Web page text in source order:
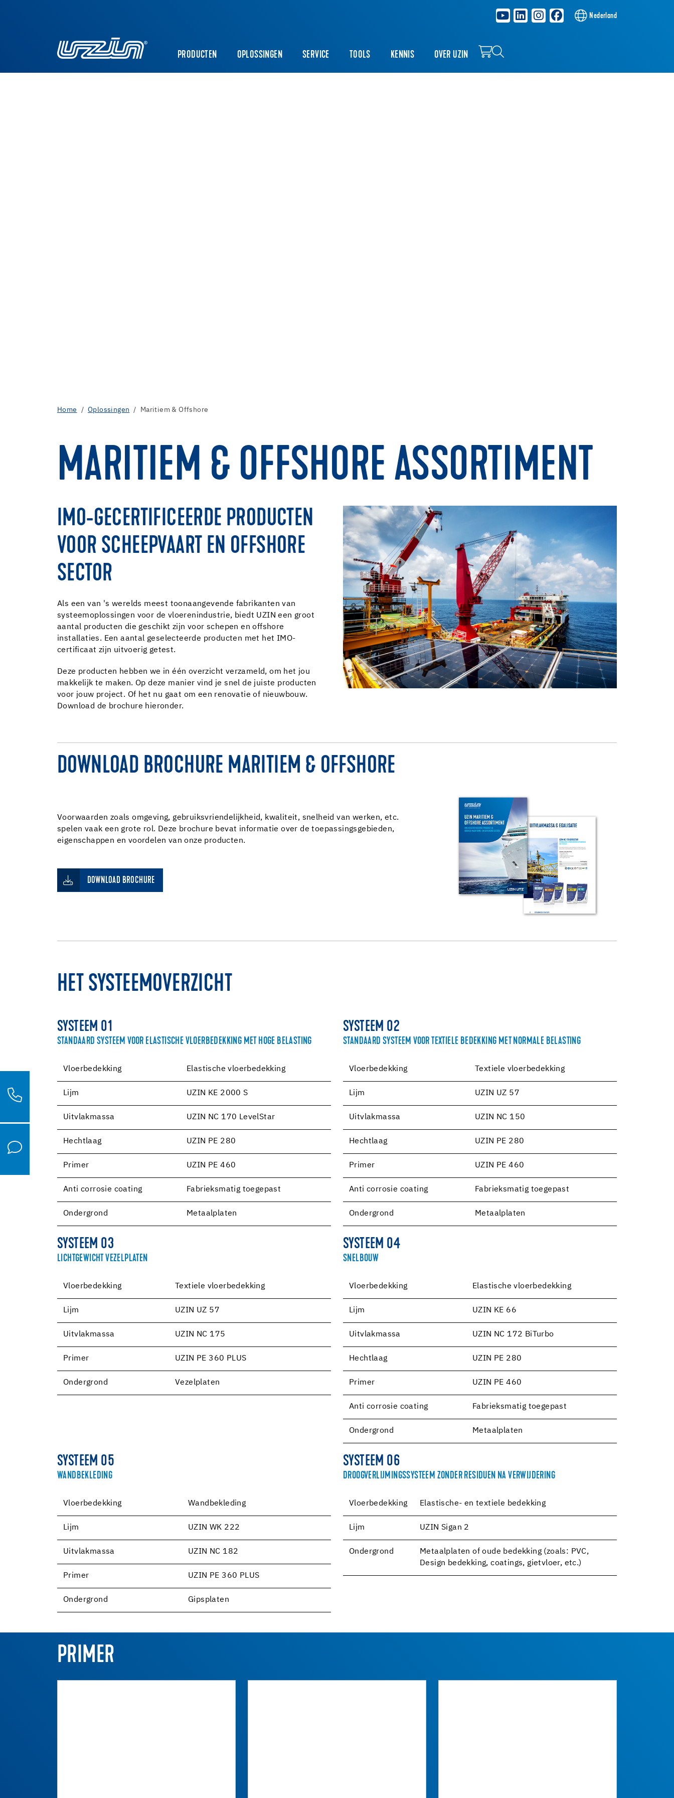
Nederland
PRODUCTEN OPLOSSINGEN SERVICE TOOLS KENNIS OVER UZIN
Home Oplossingen Maritiem & Offshore
MARITIEM & OFFSHORE ASSORTIMENT
IMO-GECERTIFICEERDE PRODUCTEN
VOOR SCHEEPVAART EN OFFSHORE
SECTOR
Als een van 's werelds meest toonaangevende fabrikanten van
systeemoplossingen voor de vloerenindustrie, biedt UZIN een groot
aantal producten die geschikt zijn voor schepen en offshore
installaties. Een aantal geselecteerde producten met het IMO-
certificaat zijn uitvoerig getest.
Deze producten hebben we in één overzicht verzameld, om het jou
makkelijk te maken. Op deze manier vind je snel de juiste producten
voor jouw project. Of het nu gaat om een renovatie of nieuwbouw.
Download de brochure hieronder.
DOWNLOAD BROCHURE MARITIEM & OFFSHORE
Voorwaarden zoals omgeving, gebruiksvriendelijkheid, kwaliteit, snelheid van werken, etc.
spelen vaak een grote rol. Deze brochure bevat informatie over de toepassingsgebieden,
eigenschappen en voordelen van onze producten.
DOWNLOAD BROCHURE
HET SYSTEEMOVERZICHT
SYSTEEM 01
STANDAARD SYSTEEM VOOR ELASTISCHE VLOERBEDEKKING MET HOGE BELASTING
Vloerbedekking Elastische vloerbedekking
Lijm UZIN KE 2000 S
Uitvlakmassa UZIN NC 170 LevelStar
Hechtlaag UZIN PE 280
Primer UZIN PE 460
Anti corrosie coating Fabrieksmatig toegepast
Ondergrond Metaalplaten
SYSTEEM 02
STANDAARD SYSTEEM VOOR TEXTIELE BEDEKKING MET NORMALE BELASTING
Vloerbedekking Textiele vloerbedekking
Lijm UZIN UZ 57
Uitvlakmassa UZIN NC 150
Hechtlaag UZIN PE 280
Primer UZIN PE 460
Anti corrosie coating Fabrieksmatig toegepast
Ondergrond Metaalplaten
SYSTEEM 03
LICHTGEWICHT VEZELPLATEN
Vloerbedekking Textiele vloerbedekking
Lijm UZIN UZ 57
Uitvlakmassa UZIN NC 175
Primer UZIN PE 360 PLUS
Ondergrond Vezelplaten
SYSTEEM 04
SNELBOUW
Vloerbedekking Elastische vloerbedekking
Lijm UZIN KE 66
Uitvlakmassa UZIN NC 172 BiTurbo
Hechtlaag UZIN PE 280
Primer UZIN PE 460
Anti corrosie coating Fabrieksmatig toegepast
Ondergrond Metaalplaten
SYSTEEM 05
WANDBEKLEDING
Vloerbedekking Wandbekleding
Lijm UZIN WK 222
Uitvlakmassa UZIN NC 182
Primer UZIN PE 360 PLUS
Ondergrond Gipsplaten
SYSTEEM 06
DROOGVERLIJMINGSSYSTEEM ZONDER RESIDUEN NA VERWIJDERING
Vloerbedekking Elastische- en textiele bedekking
Lijm UZIN Sigan 2
Ondergrond
Metaalplaten of oude bedekking (zoals: PVC,
Design bedekking, coatings, gietvloer, etc.)
PRIMER